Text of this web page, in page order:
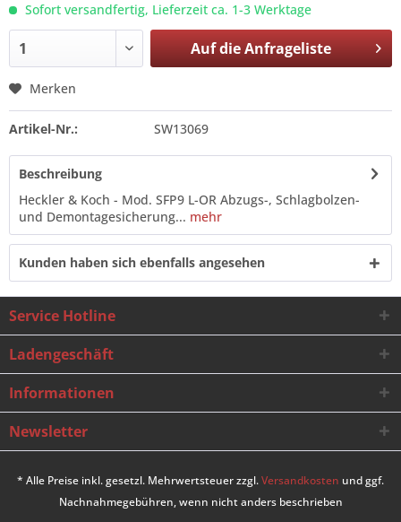
Sofort versandfertig, Lieferzeit ca. 1-3 Werktage
Auf dieAnfrageliste
Merken
Artikel-Nr.: SW13069
Beschreibung
Heckler & Koch - Mod. SFP9 L-OR Abzugs-, Schlagbolzen-
und Demontagesicherung... mehr
Kunden haben sich ebenfalls angesehen
Service Hotline
Ladengeschäft
Informationen
Newsletter
* Alle Preise inkl. gesetzl. Mehrwertsteuer zzgl.Versandkosten und ggf.
Nachnahmegebühren, wenn nicht anders beschrieben